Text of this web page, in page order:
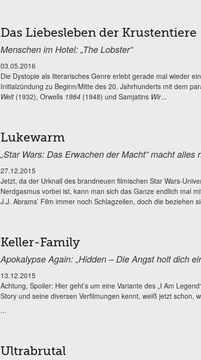
Das Liebesleben der Krustentiere
Menschen im Hotel: „The Lobster“
03.05.2016
Die Dystopie als literarisches Genre erlebt gerade mal wieder
Initialzündung zu Beginn/Mitte des 20. Jahrhunderts mit dem
Welt(1932), Orwells 1984 (1948) und Samjatins Wir...
Lukewarm
„Star Wars: Das Erwachen der Macht“ macht alles
27.12.2015
Jetzt, da der Urknall des brandneuen filmischen Star Wars-
Nerdgasmus vorbei ist, kann man sich das Ganze endlich mal
J.J. Abrams’ Film immer noch Schlagzeilen, doch die beziehen
Keller-Family
Apokalypse Again: „Hidden – Die Angst holt dich
13.12.2015
Achtung, Spoiler: Hier geht’s um eine Variante des „I Am
Story und seine diversen Verfilmungen kennt, weiß jetzt schon,
...
Ultrabrutal